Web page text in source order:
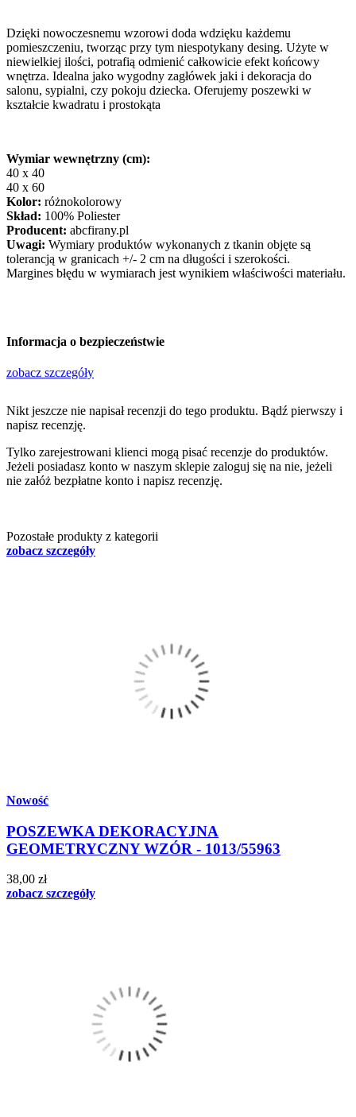
Dzięki nowoczesnemu wzorowi doda wdzięku każdemu
pomieszczeniu, tworząc przy tym niespotykany desing. Użyte w
niewielkiej ilości, potrafią odmienić całkowicie efekt końcowy
wnętrza. Idealna jako wygodny zagłówek jaki i dekoracja do
salonu, sypialni, czy pokoju dziecka. Oferujemy poszewki w
kształcie kwadratu i prostokąta
Wymiar wewnętrzny (cm):
40 x 40
40 x 60
Kolor: różnokolorowy
Skład: 100% Poliester
Producent: abcfirany.pl
Uwagi: Wymiary produktów wykonanych z tkanin objęte są
tolerancją w granicach +/- 2 cm na długości i szerokości.
Margines błędu w wymiarach jest wynikiem właściwości materiału.
Informacja o bezpieczeństwie
zobacz szczegóły
Nikt jeszcze nie napisał recenzji do tego produktu. Bądź pierwszy i
napisz recenzję.
Tylko zarejestrowani klienci mogą pisać recenzje do produktów.
Jeżeli posiadasz konto w naszym sklepie zaloguj się na nie, jeżeli
nie załóż bezpłatne konto i napisz recenzję.
Pozostałe produkty z kategorii
zobacz szczegóły
Nowość
POSZEWKA DEKORACYJNA
GEOMETRYCZNY WZÓR - 1013/55963
38,00 zł
zobacz szczegóły